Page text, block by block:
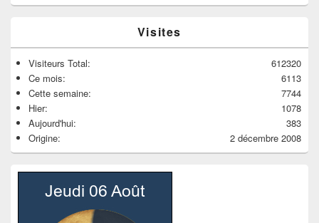
Visites
612320
Visiteurs Total:
6113
Ce mois:
7744
Cette semaine:
1078
Hier:
383
Aujourd'hui:
2 décembre 2008
Origine: